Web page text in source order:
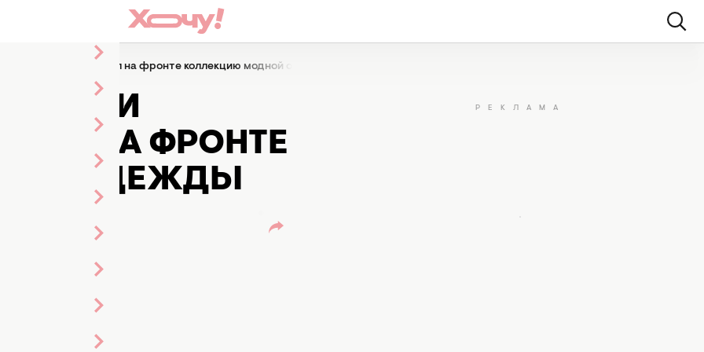
и военный ВСУ создал на фронте коллекцию модной одежды
И
НА ФРОНТЕ
ОДЕЖДЫ